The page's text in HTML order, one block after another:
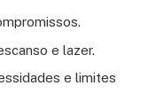
e lazer.
e limites